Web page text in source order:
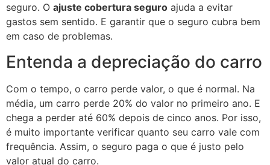
seguro. O ajuste cobertura seguro ajuda a evitar
gastos sem sentido. E garantir que o seguro cubra bem
em caso de problemas.
Entenda a depreciação do carro
Com o tempo, o carro perde valor, o que é normal. Na
média, um carro perde 20% do valor no primeiro ano. E
chega a perder até 60% depois de cinco anos. Por isso,
é muito importante verificar quanto seu carro vale com
frequência. Assim, o seguro paga o que é justo pelo
valor atual do carro.